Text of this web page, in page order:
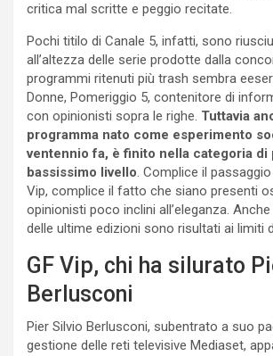
critica mal scritte e peggio recitate.
Pochi titilo di Canale 5, infatti, sono
all’altezza delle serie prodotte dalla
programmi ritenuti più trash sembra
Donne, Pomeriggio 5, contenitore di
con opinionisti sopra le righe. Tuttavia
programma nato come esperimento
ventennio fa, è finito nella categoria di
bassissimo livello. Complice il
Vip, complice il fatto che siano presenti
opinionisti poco inclini all’eleganza.
delle ultime edizioni sono risultati ai limiti
GF Vip, chi ha silurato
Berlusconi
Pier Silvio Berlusconi, subentrato a suo
gestione delle reti televisive Mediaset,